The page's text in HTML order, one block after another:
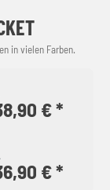
in vielen Farben.
€ *
€ *